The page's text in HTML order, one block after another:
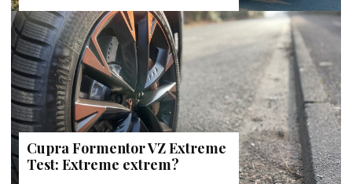
Cupra Formentor VZ Extreme
Test: Extreme extrem?